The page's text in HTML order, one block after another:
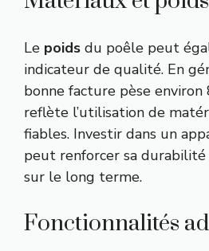
Le poids du poêle peut
indicateur de qualité. En
bonne facture pèse environ
reflète l’utilisation de
fiables. Investir dans un
peut renforcer sa
sur le long terme.
Fonctionnalités